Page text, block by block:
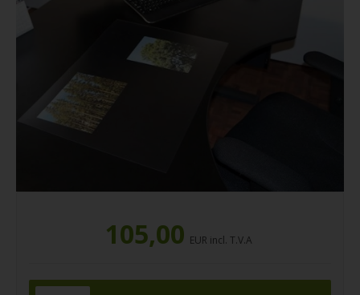
105,00 EUR incl. T.V.A